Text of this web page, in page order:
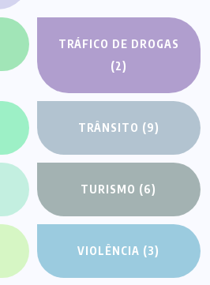
TRÁFICO DE DROGAS
(2)
TRÂNSITO (9)
TURISMO (6)
VIOLÊNCIA (3)